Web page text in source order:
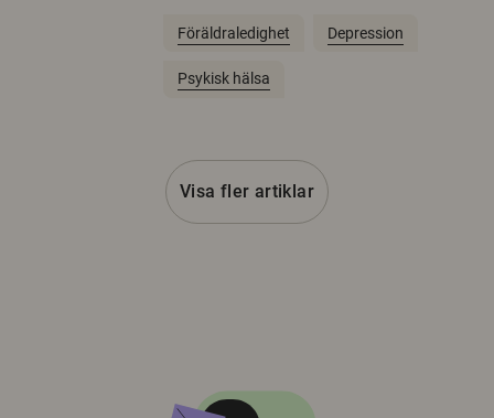
Föräldraledighet Depression
Psykisk hälsa
Visa fler artiklar